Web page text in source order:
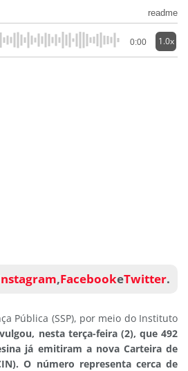
readme
0:00 1.0x
,FacebookeTwitter.
Pública (SSP), por meio do Instituto
nesta terça-feira (2), que 492
já emitiram a nova Carteira de
O número representa cerca de